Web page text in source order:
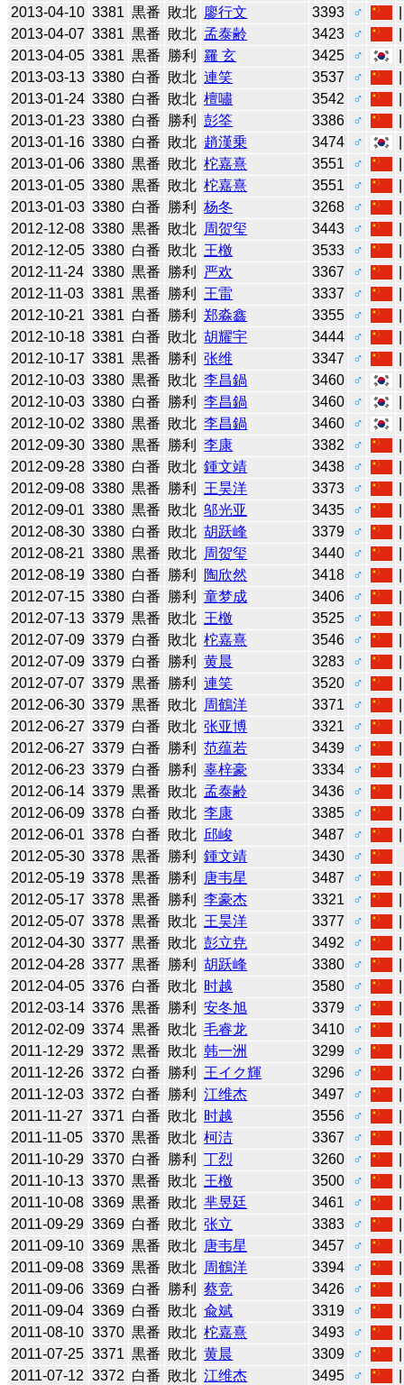
2013-04-10 3381 黒番 敗北 廖行文 3393 ♂
2013-04-07 3381 黒番 敗北 孟泰齢 3423 ♂
2013-04-05 3381 黒番 勝利 羅 玄 3425 ♂
2013-03-13 3380 白番 敗北 連笑 3537 ♂
2013-01-24 3380 白番 敗北 檀嘯 3542 ♂
2013-01-23 3380 白番 勝利 彭筌 3386 ♂
2013-01-16 3380 白番 敗北 趙漢乗 3474 ♂
2013-01-06 3380 黒番 敗北 柁嘉熹 3551 ♂
2013-01-05 3380 黒番 敗北 柁嘉熹 3551 ♂
2013-01-03 3380 白番 勝利 杨冬 3268 ♂
2012-12-08 3380 黒番 敗北 周贺玺 3443 ♂
2012-12-05 3380 白番 敗北 王檄 3533 ♂
2012-11-24 3380 黒番 勝利 严欢 3367 ♂
2012-11-03 3381 黒番 勝利 王雷 3337 ♂
2012-10-21 3381 白番 勝利 郑淼鑫 3355 ♂
2012-10-18 3381 白番 敗北 胡耀宇 3444 ♂
2012-10-17 3381 黒番 勝利 张维 3347 ♂
2012-10-03 3380 黒番 敗北 李昌鍋 3460 ♂
2012-10-03 3380 白番 勝利 李昌鍋 3460 ♂
2012-10-02 3380 黒番 敗北 李昌鍋 3460 ♂
2012-09-30 3380 黒番 勝利 李康 3382 ♂
2012-09-28 3380 白番 敗北 鍾文靖 3438 ♂
2012-09-08 3380 黒番 勝利 王昊洋 3373 ♂
2012-09-01 3380 黒番 敗北 邬光亚 3435 ♂
2012-08-30 3380 白番 敗北 胡跃峰 3379 ♂
2012-08-21 3380 黒番 敗北 周贺玺 3440 ♂
2012-08-19 3380 白番 勝利 陶欣然 3418 ♂
2012-07-15 3380 白番 勝利 童梦成 3406 ♂
2012-07-13 3379 黒番 敗北 王檄 3525 ♂
2012-07-09 3379 白番 敗北 柁嘉熹 3546 ♂
2012-07-09 3379 白番 勝利 黄晨 3283 ♂
2012-07-07 3379 黒番 勝利 連笑 3520 ♂
2012-06-30 3379 黒番 敗北 周鶴洋 3371 ♂
2012-06-27 3379 白番 敗北 张亚博 3321 ♂
2012-06-27 3379 白番 勝利 范蕴若 3439 ♂
2012-06-23 3379 白番 勝利 辜梓豪 3334 ♂
2012-06-14 3379 黒番 敗北 孟泰齢 3436 ♂
2012-06-09 3378 白番 敗北 李康 3385 ♂
2012-06-01 3378 白番 敗北 邱峻 3487 ♂
2012-05-30 3378 黒番 勝利 鍾文靖 3430
♂
2012-05-19 3378 黒番 勝利 唐韦星 3487 ♂
2012-05-17 3378 黒番 勝利 李豪杰 3321 ♂
2012-05-07 3378 黒番 敗北 王昊洋 3377 ♂
2012-04-30 3377 黒番 敗北 彭立尭 3492 ♂
2012-04-28 3377 黒番 勝利 胡跃峰 3380 ♂
2012-04-05 3376 白番 敗北 时越 3580 ♂
2012-03-14 3376 黒番 勝利 安冬旭 3379 ♂
2012-02-09 3374 黒番 敗北 毛睿龙 3410 ♂
2011-12-29 3372 黒番 敗北 韩一洲 3299 ♂
2011-12-26 3372 白番 勝利 王イク輝 3296 ♂
2011-12-03 3372 白番 勝利 江维杰 3497 ♂
2011-11-27
3371 白番 敗北 时越 3556 ♂
2011-11-05 3370 黒番 敗北 柯洁 3367 ♂
2011-10-29 3370 白番 勝利 丁烈 3260 ♂
2011-10-13 3370 黒番 敗北 王檄 3500 ♂
2011-10-08 3369 黒番 敗北 芈昱廷 3461 ♂
2011-09-29 3369 白番 敗北 张立 3383 ♂
2011-09-10 3369 黒番 敗北 唐韦星 3457 ♂
2011-09-08 3369 黒番 敗北 周鶴洋 3394 ♂
2011-09-06 3369 白番 勝利 蔡竞 3426 ♂
2011-09-04 3369 白番 敗北 兪斌 3319 ♂
2011-08-10 3370 黒番 敗北 柁嘉熹 3493 ♂
2011-07-25 3371 黒番 敗北 黄晨 3309 ♂
2011-07-12 3372 白番 敗北 江维杰 3495 ♂